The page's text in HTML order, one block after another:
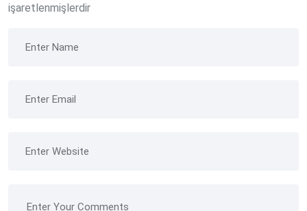
işaretlenmişlerdir